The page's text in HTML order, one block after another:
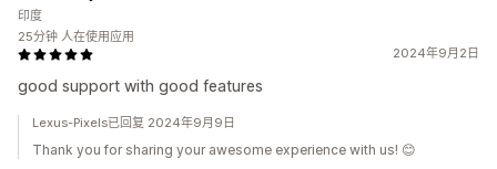
2024年9月2日
good support with good features
印度
25分钟 人在使用应用
Lexus-Pixels已回复 2024年9月9日
Thank you for sharing your awesome experience with us! 😊